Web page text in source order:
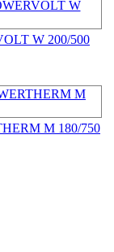
W 200/500
M 180/750